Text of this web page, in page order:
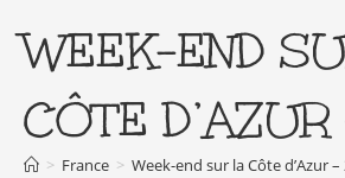
WEEK-END
CÔTE
> France > Week-end sur la Côte d’Azur –